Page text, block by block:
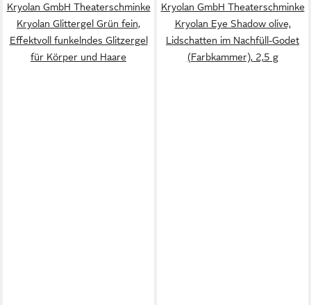
Kryolan GmbH Theaterschminke
Kryolan Glittergel Grün fein,
Effektvoll funkelndes Glitzergel
für Körper und Haare
Kryolan GmbH Theaterschminke
Kryolan Eye Shadow olive,
Lidschatten im Nachfüll-Godet
(Farbkammer), 2,5 g